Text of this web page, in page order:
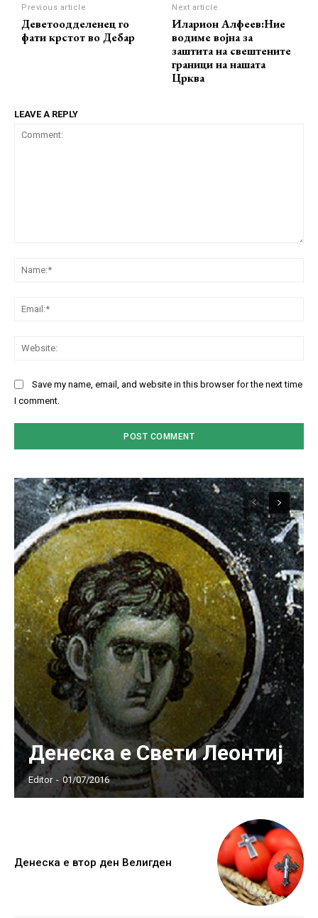
Previous article
Деветоодделенец го
фати крстот во Дебар
Next article
Иларион Алфеев:Ние
водиме војна за
заштита на свештените
граници на нашата
Црква
LEAVE A REPLY
Save my name, email, and website in this browser for the next time
I comment.
Денеска е Свети Леонтиј
Editor - 01/07/2016
Денеска е втор ден Велигден